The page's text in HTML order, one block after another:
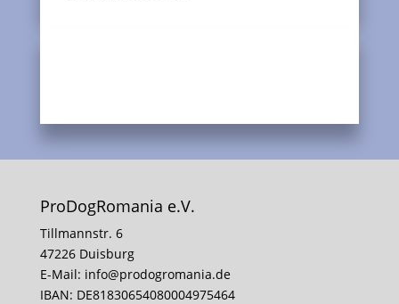
ProDogRomania e.V.
Tillmannstr. 6
47226 Duisburg
E-Mail: info@prodogromania.de
IBAN: DE81830654080004975464